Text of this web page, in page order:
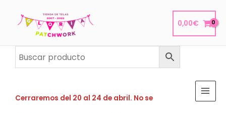
0,00€
Cerraremos del 20 al 24 de abril. No se